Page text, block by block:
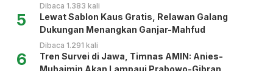
Dibaca 1.383 kali
5
Lewat Sablon Kaus Gratis, Relawan Galang
Dukungan Menangkan Ganjar-Mahfud
Dibaca 1.291 kali
6
Tren Survei di Jawa, Timnas AMIN: Anies-
Muhaimin Akan Lampaui Prabowo-Gibran